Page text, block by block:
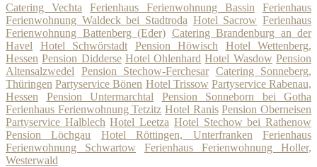
Catering Vechta Ferienhaus Ferienwohnung Bassin
Ferienhaus
Ferienwohnung Waldeck bei Stadtroda Hotel Sacrow Ferienhaus
Ferienwohnung Battenberg (Eder) Catering Brandenburg an der
Havel
Hotel Schwörstadt Pension Höwisch
Hotel Wettenberg,
Hessen Pension Didderse Hotel Ohlenhard Hotel Wasdow Pension
Altensalzwedel
Pension Stechow-Ferchesar Catering Sonneberg,
Thüringen Partyservice Bönen Hotel Trissow Partyservice Rabenau,
Hessen
Pension Untermarchtal
Pension Sonneborn bei Gotha
Ferienhaus Ferienwohnung Tetzitz Hotel Ranis Pension Oberneisen
Partyservice Halblech Hotel Leetza Hotel Stechow bei Rathenow
Pension Löchgau
Hotel Röttingen, Unterfranken
Ferienhaus
Ferienwohnung Schwartow
Ferienhaus Ferienwohnung Holler,
Westerwald